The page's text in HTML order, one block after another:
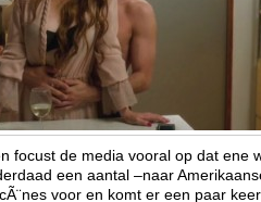
focust de media vooral op dat ene
een aantal –naar
voor en komt er een paar